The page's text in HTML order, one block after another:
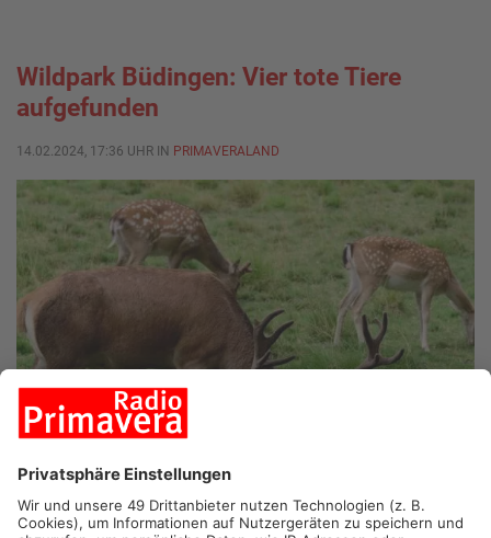
Wildpark Büdingen: Vier tote Tiere
aufgefunden
14.02.2024, 17:36 UHR IN PRIMAVERALAND